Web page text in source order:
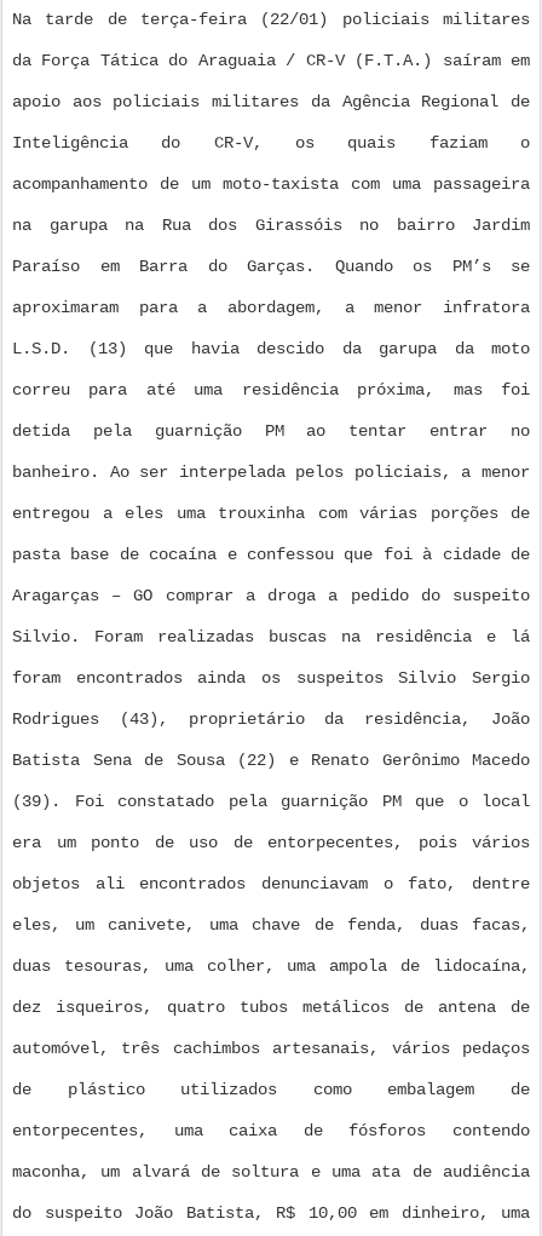
Na tarde de terça-feira (22/01) policiais militares
da Força Tática do Araguaia / CR-V (F.T.A.) saíram em
apoio aos policiais militares da Agência Regional de
Inteligência do CR-V, os quais faziam o
acompanhamento de um moto-taxista com uma passageira
na garupa na Rua dos Girassóis no bairro Jardim
Paraíso em Barra do Garças. Quando os PM’s se
aproximaram para a abordagem, a menor infratora
L.S.D. (13) que havia descido da garupa da moto
correu para até uma residência próxima, mas foi
detida pela guarnição PM ao tentar entrar no
banheiro. Ao ser interpelada pelos policiais, a menor
entregou a eles uma trouxinha com várias porções de
pasta base de cocaína e confessou que foi à cidade de
Aragarças – GO comprar a droga a pedido do suspeito
Silvio. Foram realizadas buscas na residência e lá
foram encontrados ainda os suspeitos Silvio Sergio
Rodrigues (43), proprietário da residência, João
Batista Sena de Sousa (22) e Renato Gerônimo Macedo
(39). Foi constatado pela guarnição PM que o local
era um ponto de uso de entorpecentes, pois vários
objetos ali encontrados denunciavam o fato, dentre
eles, um canivete, uma chave de fenda, duas facas,
duas tesouras, uma colher, uma ampola de lidocaína,
dez isqueiros, quatro tubos metálicos de antena de
automóvel, três cachimbos artesanais, vários pedaços
de plástico utilizados como embalagem de
entorpecentes, uma caixa de fósforos contendo
maconha, um alvará de soltura e uma ata de audiência
do suspeito João Batista, R$ 10,00 em dinheiro, uma